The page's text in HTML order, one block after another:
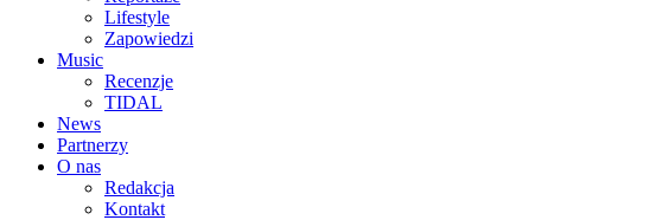
Lifestyle
Zapowiedzi
Music
Recenzje
TIDAL
News
Partnerzy
O nas
Redakcja
Kontakt